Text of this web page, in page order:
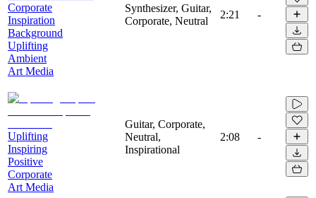
Corporate
Inspiration
Background
Uplifting
Ambient
Art Media
Synthesizer, Guitar,
Corporate, Neutral
2:21 -
Uplifting
Inspiring
Positive
Corporate
Art Media
Guitar, Corporate,
Neutral,
Inspirational
2:08 -